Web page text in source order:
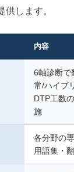
供します。
内容
6軸診断で
常/ハイブ
DTP工数
施
各分野の
用語集・